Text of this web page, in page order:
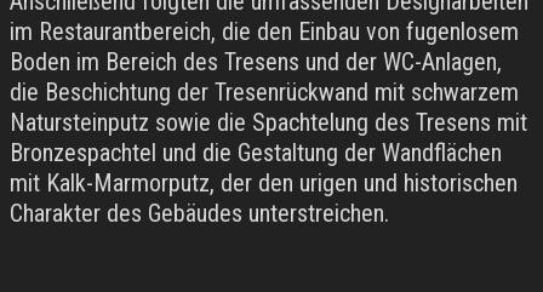
im Restaurantbereich, die den Einbau von fugenlosem
Boden im Bereich des Tresens und der WC-Anlagen,
die Beschichtung der Tresenrückwand mit schwarzem
Natursteinputz sowie die Spachtelung des Tresens mit
Bronzespachtel und die Gestaltung der Wandflächen
mit Kalk-Marmorputz, der den urigen und historischen
Charakter des Gebäudes unterstreichen.